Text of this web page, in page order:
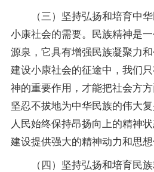
（三）坚持弘扬和培育中华
小康社会的需要。民族精神是
源泉，它具有增强民族凝聚力
建设小康社会的征途中，我们
神的重要作用，才能把社会方
坚忍不拔地为中华民族的伟大
人民始终保持昂扬向上的精神
建设提供强大的精神动力和思想
（四）坚持弘扬和培育民族